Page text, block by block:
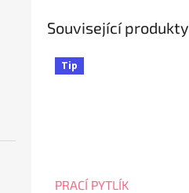
Související produkty
Tip
PRACÍ PYTLÍK